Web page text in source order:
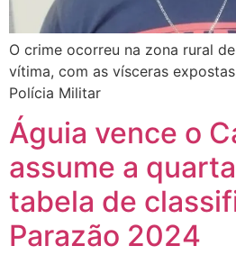
O crime ocorreu na zona rural
vítima, com as vísceras
Polícia Militar
Águia vence o
assume a
tabela de
Parazão 2024